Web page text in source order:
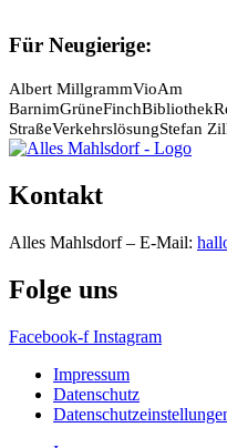
Für Neugierige:
Albert MillgrammVioAm
BarnimGrüneFinchBibliothek
StraßeVerkehrslösungStefan
Kontakt
Alles Mahlsdorf – E-Mail:
Folge uns
Facebook-f Instagram
Impressum
Datenschutz